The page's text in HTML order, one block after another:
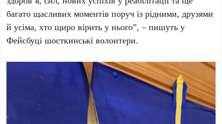
багато щасливих моментів поруч із рідними, друзями
й усіма, хто щиро вірить у нього”, – пишуть у
Фейсбуці шосткинські волонтери.